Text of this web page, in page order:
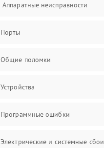
Аппаратные неисправности
Порты
Общие поломки
Устройства
Программные ошибки
Электрические и системные сбои